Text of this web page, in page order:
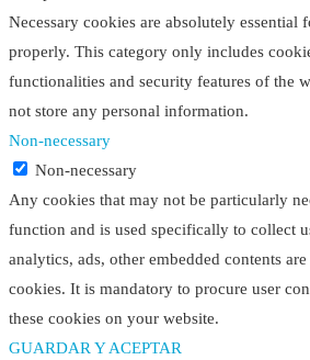
Necessary cookies are absolutely essential
properly. This category only includes
functionalities and security features of the
not store any personal information.
Non-necessary
Non-necessary
Any cookies that may not be particularly
function and is used specifically to collect
analytics, ads, other embedded contents
cookies. It is mandatory to procure user
these cookies on your website.
GUARDAR Y ACEPTAR